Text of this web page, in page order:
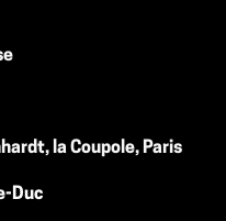
la Coupole, Paris
Duc